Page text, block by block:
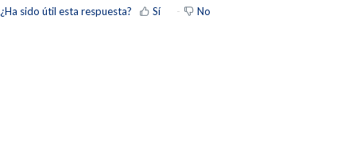
¿Ha sido útil esta respuesta? Sí No